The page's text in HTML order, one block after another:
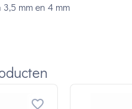
mm en 4 mm